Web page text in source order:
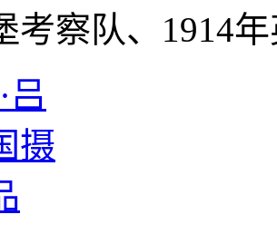
考察队、1914